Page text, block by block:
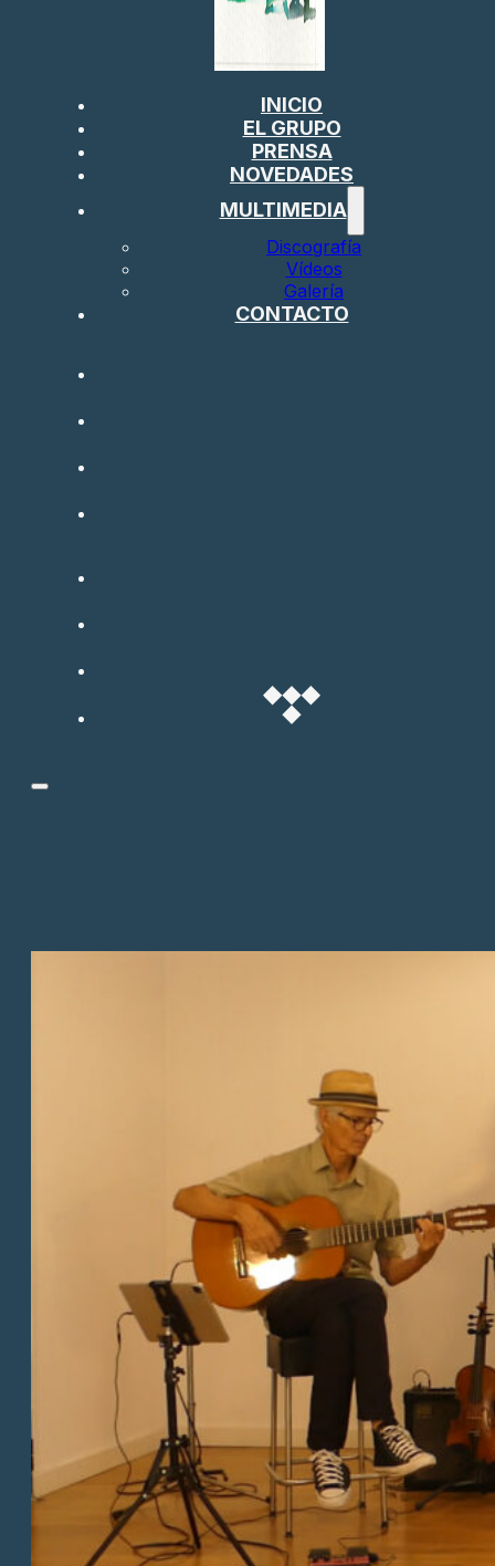
INICIO
EL GRUPO
PRENSA
NOVEDADES
MULTIMEDIA
Discografía
Vídeos
Galería
CONTACTO